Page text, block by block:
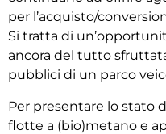
per l’acquisto/
Si tratta di
ancora del tutto
pubblici di un parco
Per presentare lo stato
flotte a (bio)metano e